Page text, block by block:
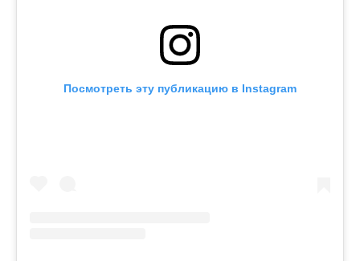
Посмотреть эту публикацию в Instagram